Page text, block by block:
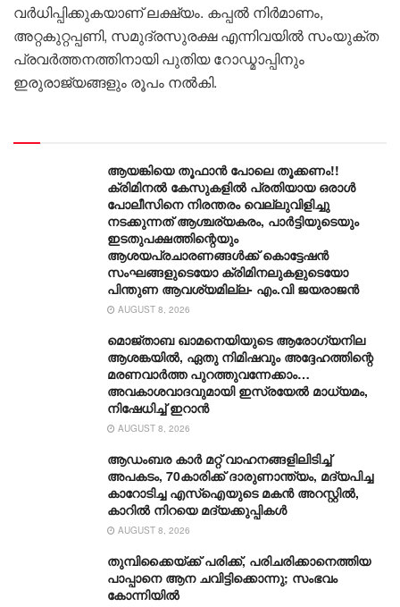
വർധിപ്പിക്കുകയാണ് ലക്ഷ്യം. കപ്പൽ നിർമാണം,
അറ്റകുറ്റപ്പണി, സമുദ്രസുരക്ഷ എന്നിവയിൽ സംയുക്ത
പ്രവർത്തനത്തിനായി പുതിയ റോഡ്മാപ്പിനും
ഇരുരാജ്യങ്ങളും രൂപം നൽകി.
ആയങ്കിയെ തൂഫാൻ പോലെ തൂക്കണം!!
ക്രിമിനൽ കേസുകളിൽ പ്രതിയായ ഒരാൾ
പോലീസിനെ നിരന്തരം വെല്ലുവിളിച്ചു
നടക്കുന്നത് ആശ്ചര്യകരം, പാർട്ടിയുടെയും
ഇടതുപക്ഷത്തിന്റെയും
ആശയപ്രചാരണങ്ങൾക്ക് കൊട്ടേഷൻ
സംഘങ്ങളുടെയോ ക്രിമിനലുകളുടെയോ
പിന്തുണ ആവശ്യമില്ല- എം.വി ജയരാജൻ
AUGUST 8, 2026
മൊജ്താബ ഖാമനെയിയുടെ ആരോ​ഗ്യനില
ആശങ്കയിൽ, ഏതു നിമിഷവും അദ്ദേഹത്തിന്റെ
മരണവാർത്ത പുറത്തുവന്നേക്കാം…
അവകാശവാദവുമായി ഇസ്രയേൽ മാധ്യമം,
നിഷേധിച്ച് ഇറാൻ
AUGUST 8, 2026
ആഡംബര കാര്‍ മറ്റ് വാഹനങ്ങളിലിടിച്ച്
അപകടം, 70കാരിക്ക് ദാരുണാന്ത്യം, മദ്യപിച്ച
കാറോടിച്ച എസ്ഐയുടെ മകന്‍ അറസ്റ്റില്‍,
കാറില്‍ നിറയെ മദ്യക്കുപ്പികള്‍
AUGUST 8, 2026
തുമ്പിക്കൈയ്ക്ക് പരിക്ക്, പരിചരിക്കാനെത്തിയ
പാപ്പാനെ ആന ചവിട്ടിക്കൊന്നു; സംഭവം
കോന്നിയിൽ